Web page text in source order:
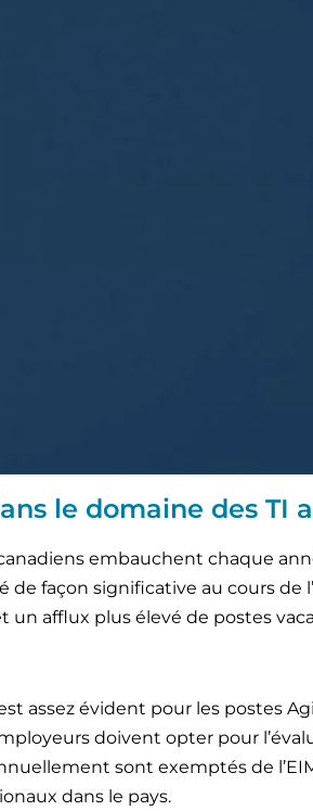
le domaine des TI
embauchent chaque
façon significative au cours de
afflux plus élevé de postes
assez évident pour les postes
doivent opter pour
sont exemptés de
dans le pays.